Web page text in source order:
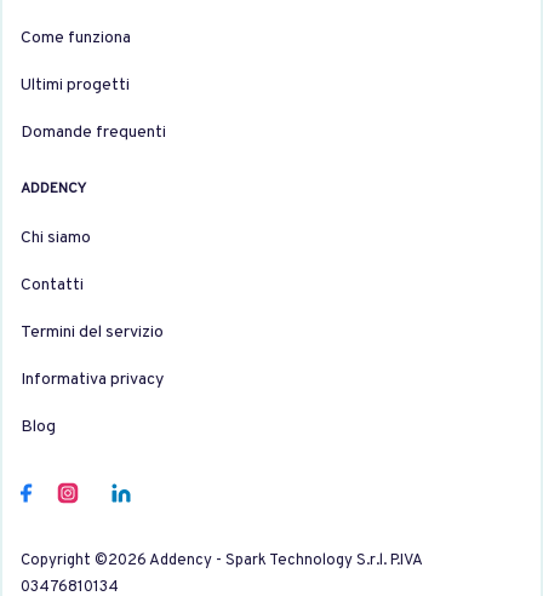
Come funziona
Ultimi progetti
Domande frequenti
ADDENCY
Chi siamo
Contatti
Termini del servizio
Informativa privacy
Blog
Copyright ©2026 Addency - Spark Technology S.r.l. P.IVA
03476810134